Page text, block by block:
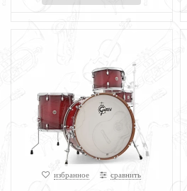
избранное сравнить